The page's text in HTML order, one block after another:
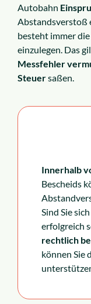
Autobahn
Abstandsverstoß
besteht immer
einzulegen. Das
Messfehler
Steuersaßen.
Innerhalb
Bescheids
Sind Sie
erfolgreich
rechtlich
können Sie